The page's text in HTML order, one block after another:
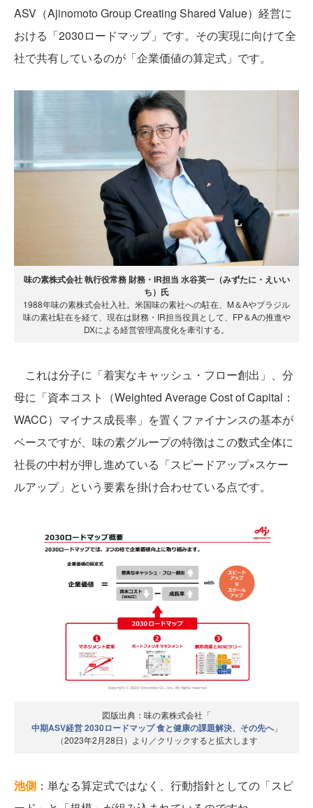
ASV（Ajinomoto Group Creating Shared Value）経営に
おける「2030ロードマップ」です。その実現に向けて全
社で共有しているのが「企業価値の算定式」です。
味の素株式会社 執行役常務 財務・IR担当 水谷英一（みずたに・えいい
ち）氏
1988年味の素株式会社入社。米国味の素社への駐在、M＆Aやブラジル
味の素社駐在を経て、現在は財務・IR担当役員として、FP＆Aの推進や
DXによる経営管理高度化を牽引する。
これは分子に「着実なキャッシュ・フロー創出」、分
母に「資本コスト（Weighted Average Cost of Capital：
WACC）マイナス成長率」を置くファイナンスの基本が
ベースですが、味の素グループの特徴はこの数式全体に
社長の中村が押し進めている「スピードアップ×スケー
ルアップ」という要素を掛け合わせている点です。
図版出典：味の素株式会社「
中期ASV経営 2030ロードマップ 食と健康の課題解決、その先へ」
（2023年2月28日）より／クリックすると拡大します
池側 ：単なる算定式ではなく、行動指針としての「スピ